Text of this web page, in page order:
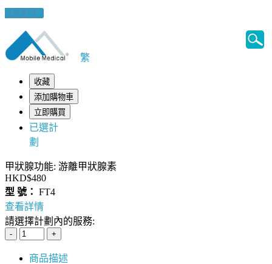
健康錦囊
繁
收藏
添加購物車
立即購買
已選計
劃
甲狀腺功能: 游離甲狀腺素
HKD$480
型 號： FT4
查看詳情
請選擇計劃內的服務:
商品描述